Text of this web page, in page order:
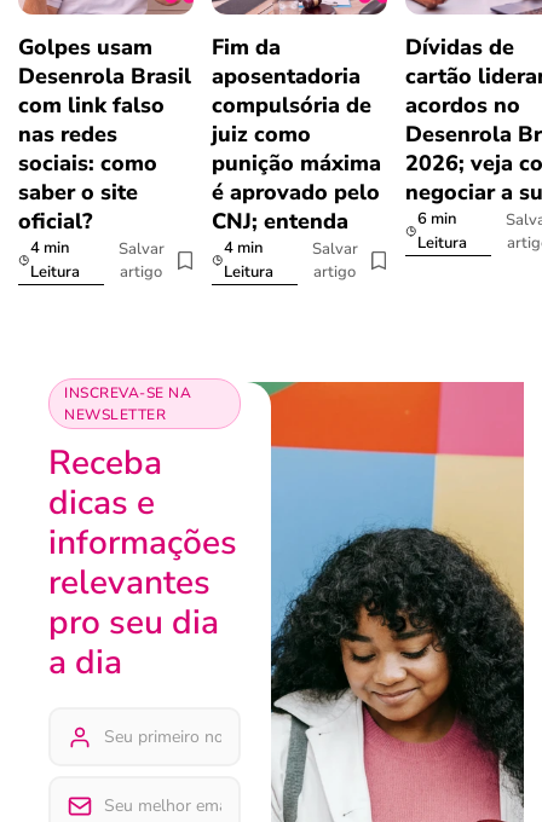
Golpes usam
Desenrola Brasil
com link falso
nas redes
sociais: como
saber o site
oficial?
4 min
Leitura
Salvar
artigo
Fim da
aposentadoria
compulsória de
juiz como
punição máxima
é aprovado pelo
CNJ; entenda
4 min
Leitura
Salvar
artigo
Dívidas de
cartão
acordos no
Desenrola
2026; veja
negociar a
6 min
Leitura
INSCREVA-SE NA
NEWSLETTER
Receba
dicas e
informações
relevantes
pro seu dia
a dia